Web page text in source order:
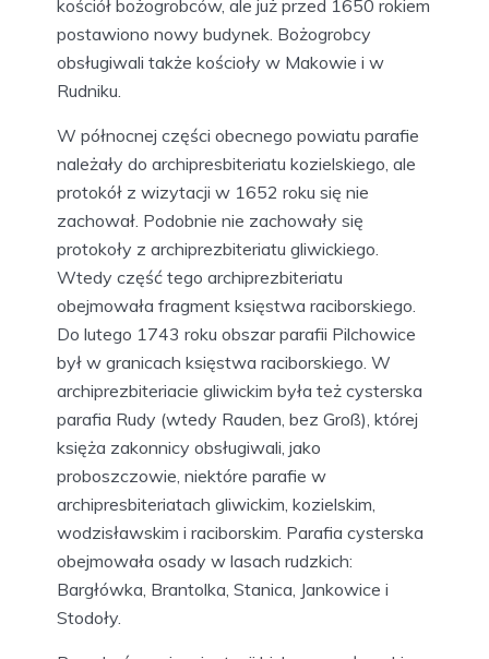
kościół bożogrobców, ale już przed 1650 rokiem
postawiono nowy budynek. Bożogrobcy
obsługiwali także kościoły w Makowie i w
Rudniku.
W północnej części obecnego powiatu parafie
należały do archipresbiteriatu kozielskiego, ale
protokół z wizytacji w 1652 roku się nie
zachował. Podobnie nie zachowały się
protokoły z archiprezbiteriatu gliwickiego.
Wtedy część tego archiprezbiteriatu
obejmowała fragment księstwa raciborskiego.
Do lutego 1743 roku obszar parafii Pilchowice
był w granicach księstwa raciborskiego. W
archiprezbiteriacie gliwickim była też cysterska
parafia Rudy (wtedy Rauden, bez Groß), której
księża zakonnicy obsługiwali, jako
proboszczowie, niektóre parafie w
archipresbiteriatach gliwickim, kozielskim,
wodzisławskim i raciborskim. Parafia cysterska
obejmowała osady w lasach rudzkich:
Bargłówka, Brantolka, Stanica, Jankowice i
Stodoły.